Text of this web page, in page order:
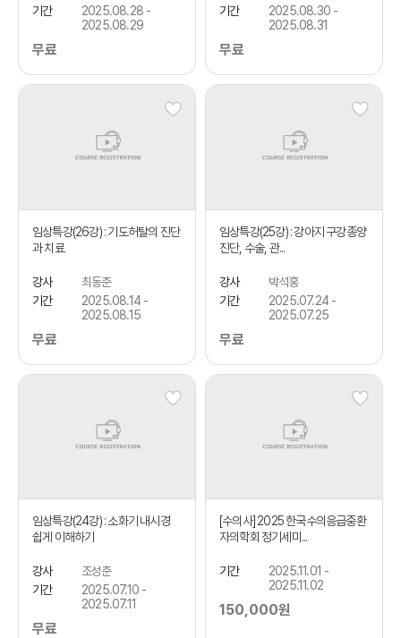
기간
2025.08.28 -
2025.08.29
무료
기간
2025.08.30 -
2025.08.31
무료
임상특강(26강) : 기도허탈의 진단
과 치료
강사
최동준
기간
2025.08.14 -
2025.08.15
무료
임상특강(25강) : 강아지 구강종양
진단, 수술, 관...
강사
박석홍
기간
2025.07.24 -
2025.07.25
무료
임상특강(24강) : 소화기 내시경
쉽게 이해하기
강사
조성준
기간
2025.07.10 -
2025.07.11
무료
[수의사] 2025 한국수의응급중환
자의학회 정기세미...
기간
2025.11.01 -
2025.11.02
150,000원